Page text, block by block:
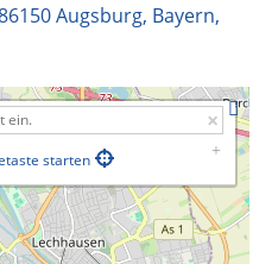
Augsburg, Bayern,
starten